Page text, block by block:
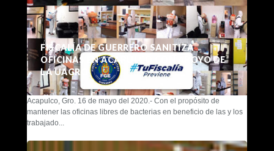
FISCALÍA DE GUERRERO SANITIZA
OFICINAS EN ACAPULCO CON APOYO DE
LA UAGRO
Acapulco, Gro. 16 de mayo del 2020.- Con el propósito de
mantener las oficinas libres de bacterias en beneficio de las y los
trabajado...